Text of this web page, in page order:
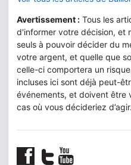
Avertissement : Tous les
d'informer votre décision, et
seuls à pouvoir décider du
votre argent, et quelle que
celle-ci comportera un
incluses ici sont déjà peut-
événements, et doivent être
cas où vous décideriez d’agir.